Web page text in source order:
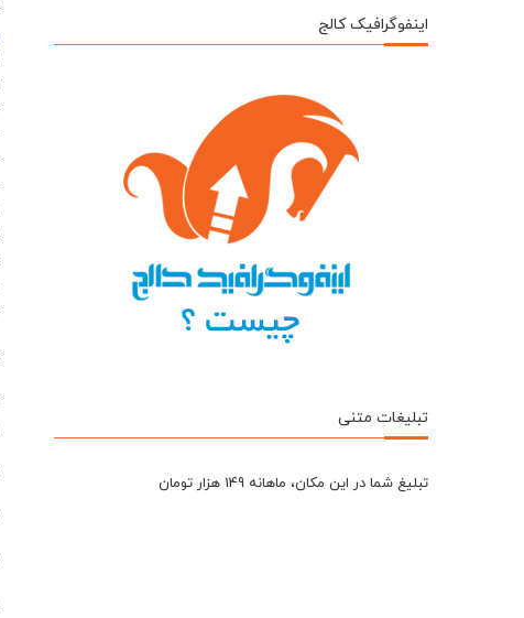
اینفوگرافیک کالج
تبلیغات متنی
تبلیغ شما در این مکان، ماهانه 149 هزار تومان